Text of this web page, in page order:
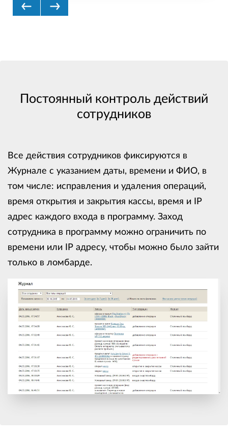
Постоянный контроль действий
сотрудников
Все действия сотрудников фиксируются в
Журнале с указанием даты, времени и ФИО, в
том числе: исправления и удаления операций,
время открытия и закрытия кассы, время и IP
адрес каждого входа в программу. Заход
сотрудника в программу можно ограничить по
времени или IP адресу, чтобы можно было зайти
только в ломбарде.